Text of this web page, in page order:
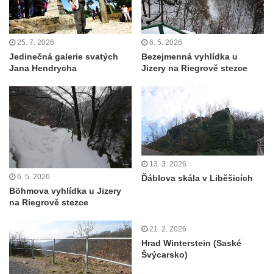
Vyhlídka Havran (Rynoltice – Polesí)
Vyhlídka Vana (Sloup v Čechách)
Vyhlídka Samuelova sluj (Sloup v Čechách)
Vyhlídka Lipka u Horního Prysku
Jeskyně Lipka (Horní Prysk)
Vyhlídka na Meixnerově stezce v Horním
Prysku
Písková vyhlídka
Spravedlnost
Úzké schody
Vyhlídka Pustý zámek
Pustý zámek
25. 7. 2026
Jedinečná galerie svatých
Jana Hendrycha
6. 5. 2026
Bezejmenná vyhlídka u
Jizery na Riegrově stezce
6. 5. 2026
Böhmova vyhlídka u Jizery
na Riegrově stezce
13. 3. 2026
Ďáblova skála v Liběšicích
21. 2. 2026
Hrad Winterstein (Saské
Švýcarsko)